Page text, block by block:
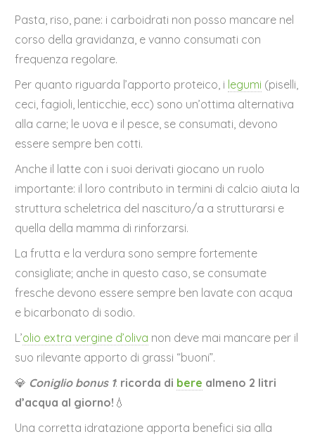
Pasta, riso, pane: i carboidrati non posso mancare nel
corso della gravidanza, e vanno consumati con
frequenza regolare.
Per quanto riguarda l’apporto proteico, i legumi (piselli,
ceci, fagioli, lenticchie, ecc) sono un’ottima alternativa
alla carne; le uova e il pesce, se consumati, devono
essere sempre ben cotti.
Anche il latte con i suoi derivati giocano un ruolo
importante: il loro contributo in termini di calcio aiuta la
struttura scheletrica del nascituro/a a strutturarsi e
quella della mamma di rinforzarsi.
La frutta e la verdura sono sempre fortemente
consigliate; anche in questo caso, se consumate
fresche devono essere sempre ben lavate con acqua
e bicarbonato di sodio.
L’olio extra vergine d’oliva non deve mai mancare per il
suo rilevante apporto di grassi “buoni”.
💎 Coniglio bonus 1: ricorda di bere almeno 2 litri
d’acqua al giorno! 💧
Una corretta idratazione apporta benefici sia alla